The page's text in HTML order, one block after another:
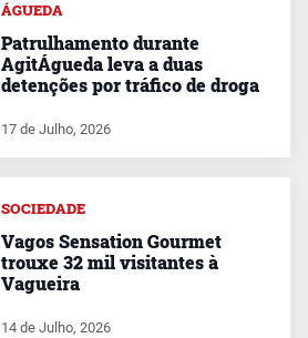
ÁGUEDA
Patrulhamento durante
AgitÁgueda leva a duas
detenções por tráfico de droga
17 de Julho, 2026
SOCIEDADE
Vagos Sensation Gourmet
trouxe 32 mil visitantes à
Vagueira
14 de Julho, 2026